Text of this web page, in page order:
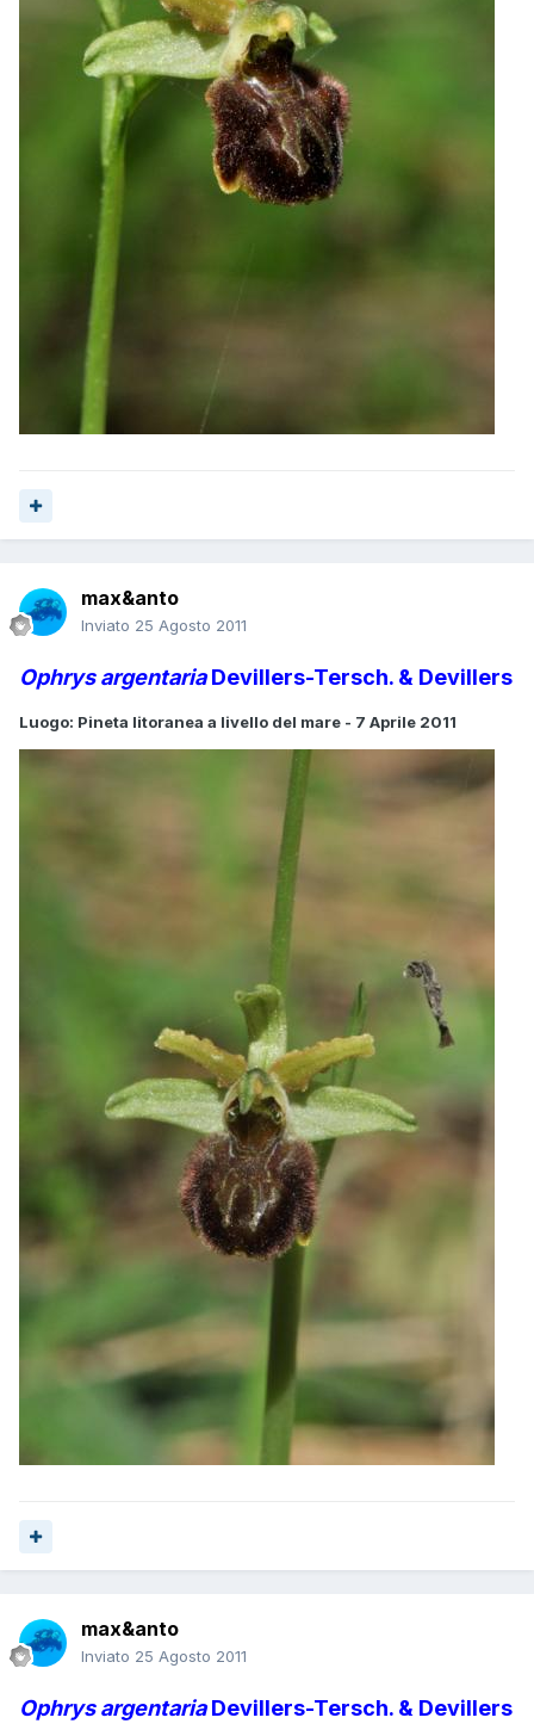
max&anto
Inviato 25 Agosto 2011
Ophrys argentariaDevillers-Tersch. & Devillers
Luogo: Pineta litoranea a livello del mare - 7 Aprile 2011
max&anto
Inviato 25 Agosto 2011
Ophrys argentariaDevillers-Tersch. & Devillers